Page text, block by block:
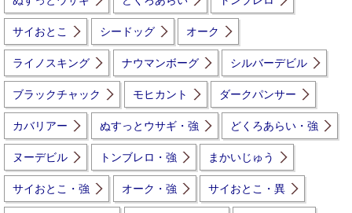
サイおとこ シードッグ オーク
ライノスキング ナウマンボーグ シルバーデビル
ブラックチャック モヒカント ダークパンサー
カバリアー ぬすっとウサギ・強 どくろあらい・強
ヌーデビル トンブレロ・強 まかいじゅう
サイおとこ・強 オーク・強 サイおとこ・異